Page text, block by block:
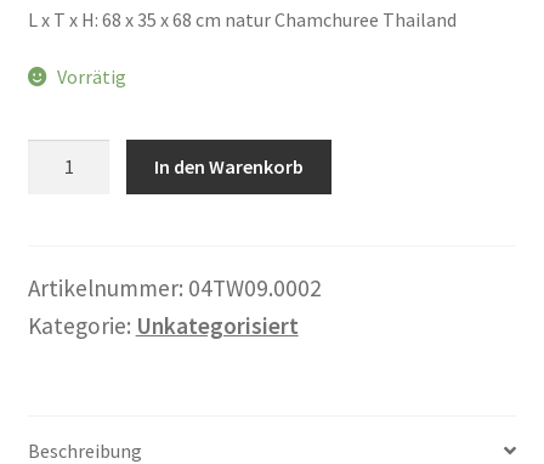
Versandkosten und Zahlungsbedingungen
Warenkorb
Widerrufsbelehrung
L x T x H: 68 x 35 x 68 cm natur Chamchuree Thailand
Vorrätig
In den Warenkorb
Artikelnummer: 04TW09.0002
Kategorie: Unkategorisiert
Beschreibung